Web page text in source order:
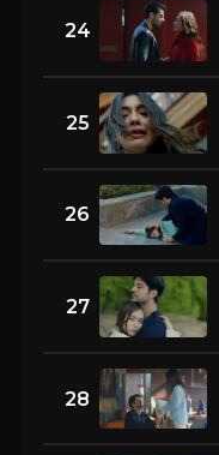
24
25
26
27
28